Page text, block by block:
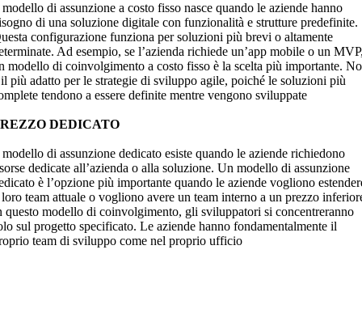
di assunzione a costo fisso nasce quando le aziende hanno
di una soluzione digitale con funzionalità e strutture predefinite.
configurazione funziona per soluzioni più brevi o altamente
Ad esempio, se l’azienda richiede un’app mobile o un
modello di coinvolgimento a costo fisso è la scelta più importante.
più adatto per le strategie di sviluppo agile, poiché le soluzioni più
tendono a essere definite mentre vengono sviluppate
DEDICATO
di assunzione dedicato esiste quando le aziende richiedono
dedicate all’azienda o alla soluzione. Un modello di assunzione
è l’opzione più importante quando le aziende vogliono
team attuale o vogliono avere un team interno a un prezzo
questo modello di coinvolgimento, gli sviluppatori si concentreranno
sul progetto specificato. Le aziende hanno fondamentalmente il
team di sviluppo come nel proprio ufficio